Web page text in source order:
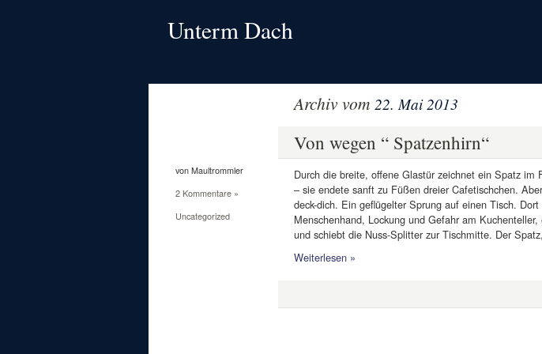
Unterm Dach
Archiv vom 22. Mai 2013
von Maultrommler
2 Kommentare »
Uncategorized
Von wegen “ Spatzenhirn“
Durch die breite, offene Glastür zeichnet ein Spatz im
– sie endete sanft zu Füßen dreier Cafetischchen.
deck-dich. Ein geflügelter Sprung auf einen Tisch.
Menschenhand, Lockung und Gefahr am
und schiebt die Nuss-Splitter zur Tischmitte. Der
Weiterlesen »